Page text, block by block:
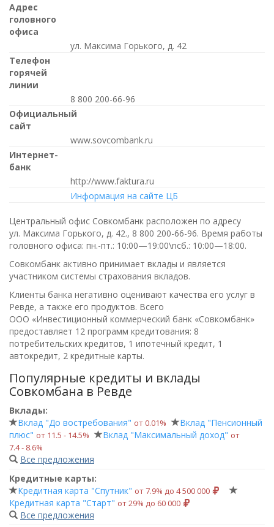
Адрес
головного
офиса
ул. Максима Горького, д. 42
Телефон
горячей
линии
8 800 200-66-96
Официальный
сайт
www.sovcombank.ru
Интернет-
банк
http://www.faktura.ru
Информация на сайте ЦБ
Центральный офис Совкомбанк расположен по адресу
ул. Максима Горького, д. 42., 8 800 200-66-96. Время работы
головного офиса: пн.-пт.: 10:00—19:00\nсб.: 10:00—18:00.
Совкомбанк активно принимает вклады и является
участником системы страхования вкладов.
Клиенты банка негативно оценивают качества его услуг в
Ревде, а также его продуктов. Всего
ООО «Инвестиционный коммерческий банк «Совкомбанк»
предоставляет 12 программ кредитования: 8
потребительских кредитов, 1 ипотечный кредит, 1
автокредит, 2 кредитные карты.
Популярные кредиты и вклады
Совкомбана в Ревде
Вклады:
Вклад "До востребования" от 0.01%
Вклад "Пенсионный
плюс" от 11.5 ‑ 14.5% Вклад "Максимальный доход" от
7.4 ‑ 8.6%
Все предложения
Кредитные карты:
Кредитная карта "Спутник" от 7.9% до 4 500 000
Кредитная карта "Старт" от 29% до 60 000
Все предложения